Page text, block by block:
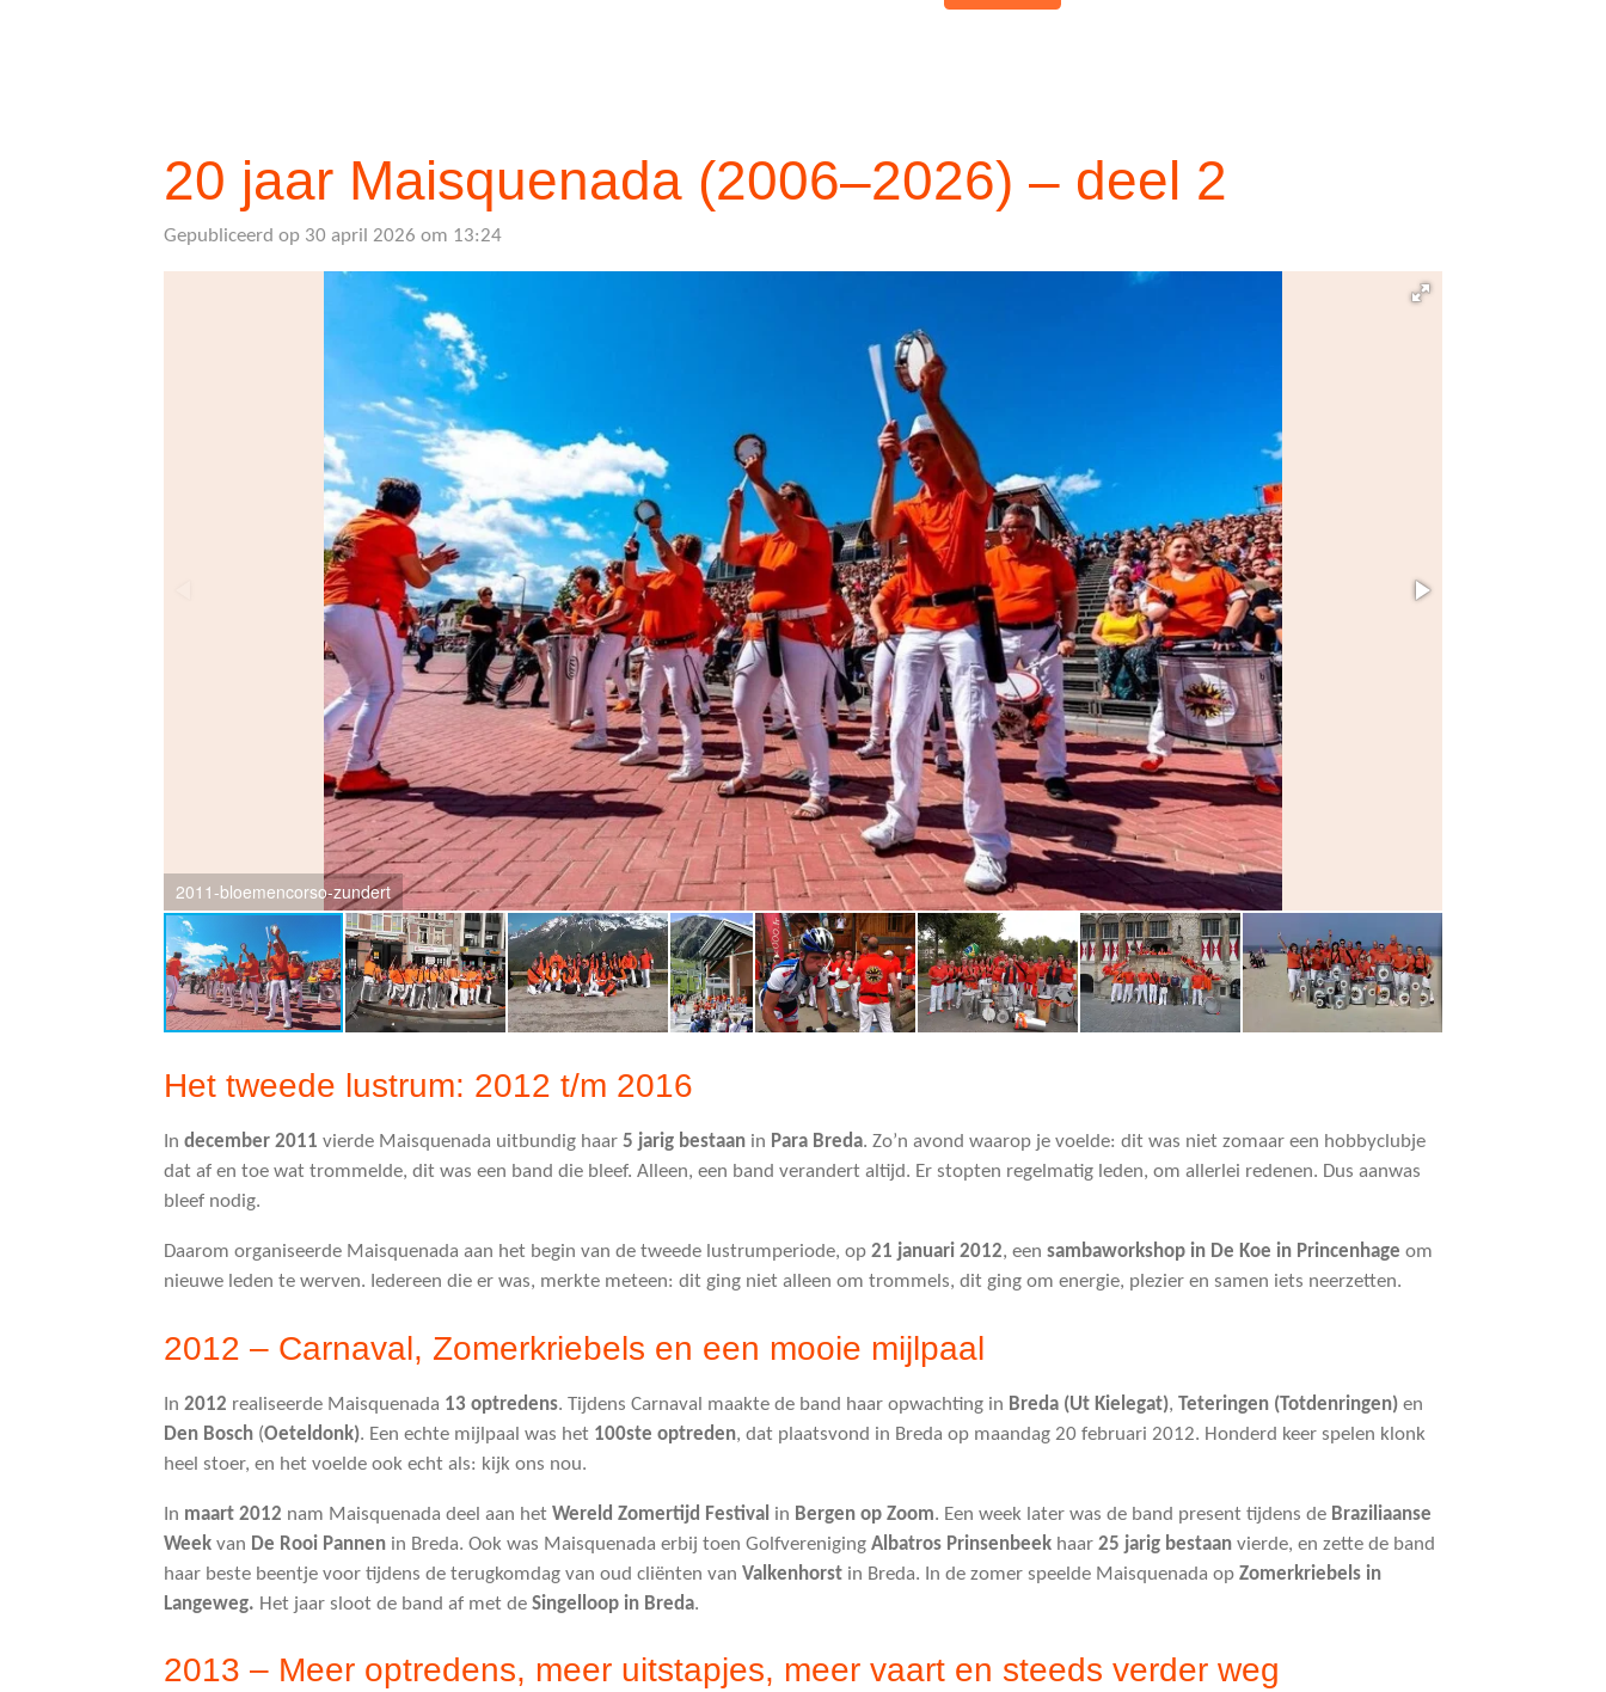
20 jaar Maisquenada (2006–2026) – deel 2
Gepubliceerd op 30 april 2026 om 13:24
2012-10-07-singelloop-breda
Het tweede lustrum: 2012 t/m 2016
In december 2011 vierde Maisquenada uitbundig haar 5 jarig bestaan in Para Breda. Zo’n avond waarop je voelde: dit was niet zomaar een hobbyclubje
dat af en toe wat trommelde, dit was een band die bleef. Alleen, een band verandert altijd. Er stopten regelmatig leden, om allerlei redenen. Dus aanwas
bleef nodig.
Daarom organiseerde Maisquenada aan het begin van de tweede lustrumperiode, op 21 januari 2012, een sambaworkshop in De Koe in Princenhage om
nieuwe leden te werven. Iedereen die er was, merkte meteen: dit ging niet alleen om trommels, dit ging om energie, plezier en samen iets neerzetten.
2012 – Carnaval, Zomerkriebels en een mooie mijlpaal
In 2012 realiseerde Maisquenada 13 optredens. Tijdens Carnaval maakte de band haar opwachting in Breda (Ut Kielegat), Teteringen (Totdenringen) en
Den Bosch (Oeteldonk). Een echte mijlpaal was het 100ste optreden, dat plaatsvond in Breda op maandag 20 februari 2012. Honderd keer spelen klonk
heel stoer, en het voelde ook echt als: kijk ons nou.
In maart 2012 nam Maisquenada deel aan het Wereld Zomertijd Festival in Bergen op Zoom. Een week later was de band present tijdens de Braziliaanse
Week van De Rooi Pannen in Breda. Ook was Maisquenada erbij toen Golfvereniging Albatros Prinsenbeek haar 25 jarig bestaan vierde, en zette de band
haar beste beentje voor tijdens de terugkomdag van oud cliënten van Valkenhorst in Breda. In de zomer speelde Maisquenada op Zomerkriebels in
Langeweg. Het jaar sloot de band af met de Singelloop in Breda.
2013 – Meer optredens, meer uitstapjes, meer vaart en steeds verder weg